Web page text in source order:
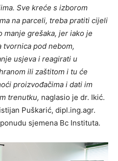
Sve kreće s izborom
na parceli, treba pratiti cijeli
grešaka, jer iako je
pod nebom,
usjeva i reagirati u
ili zaštitom i tu će
proizvođačima i dati im
trenutku, naglasio je dr. Ikić.
Puškarić, dipl.ing.agr.
sjemena Bc Instituta.